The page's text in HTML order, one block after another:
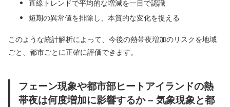
直線トレンドで平均的な増減を一目で認識
短期の異常値を排除し、本質的な変化を捉える
このような統計解析によって、今後の熱帯夜増加のリスクを地域
ごと、都市ごとに正確に評価できます。
フェーン現象や都市部ヒートアイランドの熱
帯夜は何度増加に影響するか – 気象現象と都